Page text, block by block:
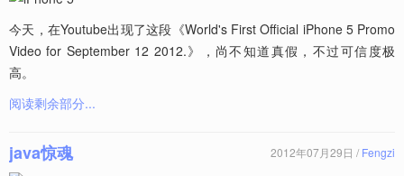
今天，在Youtube出现了这段《World's First Official iPhone 5 Promo
Video for September 12 2012.》，尚不知道真假，不过可信度极
高。
阅读剩余部分...
java惊魂 2012年07月29日 / Fengzi